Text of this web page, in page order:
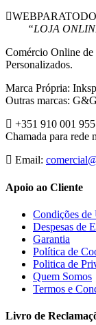
“LOJA
Comércio Online de
Personalizados.
Marca Própria:
Outras marcas:
+351 910 001 955
Chamada para rede
Email:
Apoio ao Cliente
Condições de
Despesas de
Garantia
Política de
Politica de
Quem Somos
Termos e
Livro de